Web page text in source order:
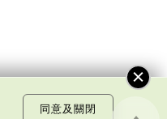
同意及關閉